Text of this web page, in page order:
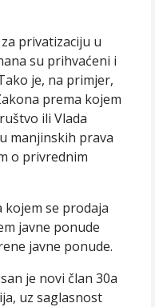
privatizaciju u
su prihvaćeni i
je, na primjer,
prema kojem
ili Vlada
manjinskih prava
o privrednim
kojem se prodaja
javne ponude
javne ponude.
je novi član 30a
uz saglasnost